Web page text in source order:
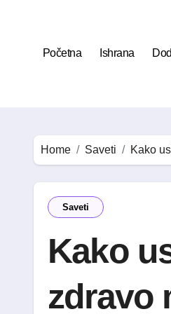
Početna
Ishrana
Home Saveti Kako
Saveti
Kako
zdravo